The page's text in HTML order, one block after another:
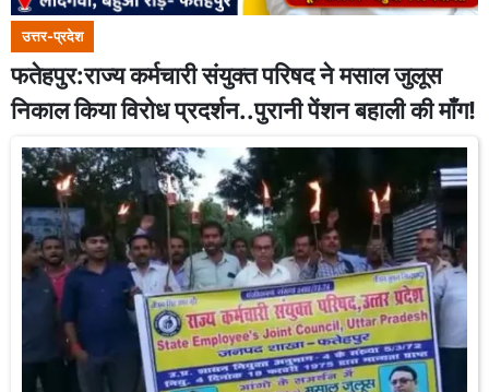
उत्तर-प्रदेश
फतेहपुर:राज्य कर्मचारी संयुक्त परिषद ने मसाल जुलूस
निकाल किया विरोध प्रदर्शन..पुरानी पेंशन बहाली की माँग!